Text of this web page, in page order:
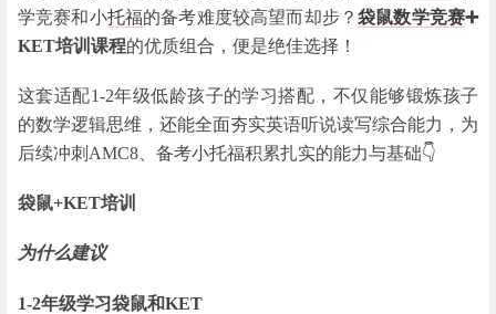
学竞赛和小托福的备考难度较高望而却步？袋鼠数学竞赛➕
KET培训课程的优质组合，便是绝佳选择！
这套适配1-2年级低龄孩子的学习搭配，不仅能够锻炼孩子
的数学逻辑思维，还能全面夯实英语听说读写综合能力，为
后续冲刺AMC8、备考小托福积累扎实的能力与基础👇
袋鼠+KET培训
为什么建议
1-2年级学习袋鼠和KET